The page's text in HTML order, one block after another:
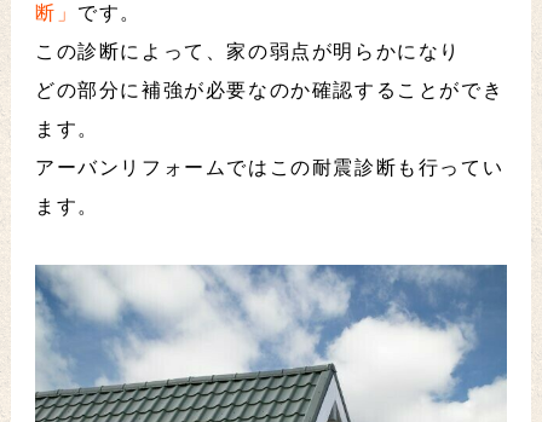
断」 です。
この診断によって、家の弱点が明らかになり
どの部分に補強が必要なのか確認することができ
ます。
アーバンリフォームではこの耐震診断も行ってい
ます。